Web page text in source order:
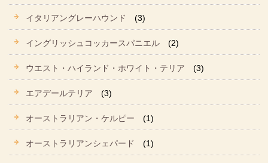
イタリアングレーハウンド (3)
イングリッシュコッカースパニエル (2)
ウエスト・ハイランド・ホワイト・テリア (3)
エアデールテリア (3)
オーストラリアン・ケルピー (1)
オーストラリアンシェパード (1)